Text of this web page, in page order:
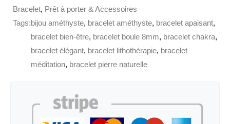
Bracelet, Prêt à porter & Accessoires
Tags:bijou améthyste, bracelet améthyste, bracelet apaisant,
bracelet bien-être, bracelet boule 8mm, bracelet chakra,
bracelet élégant, bracelet lithothérapie, bracelet
méditation, bracelet pierre naturelle